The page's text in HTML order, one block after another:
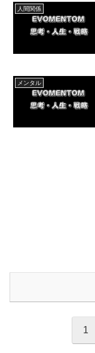
人間関係
メンタル
1